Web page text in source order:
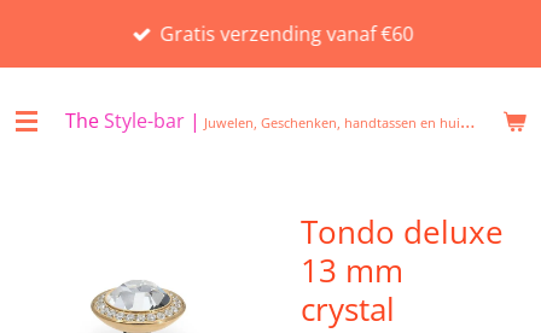
de
Gratis verzending vanaf €60
TheStyle-bar | Juwelen, Geschenken, handtassen en huisgeuren in Beveren
Tondo deluxe
13 mm
crystal